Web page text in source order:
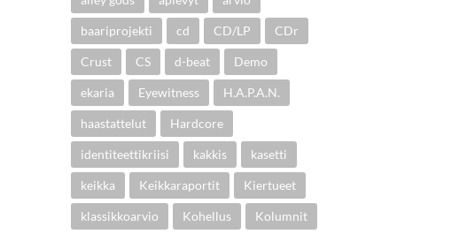
baariprojekti cd CD/LP CDr
Crust CS d-beat Demo
ekaria Eyewitness H.A.P.A.N.
haastattelut Hardcore
identiteettikriisi kakkis kasetti
keikka Keikkaraportit Kiertueet
klassikkoarvio Kohellus Kolumnit